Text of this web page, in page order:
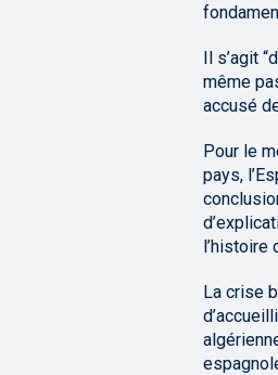
Il s’agit
même
accusé
Pour le
pays,
l’histoire
La crise